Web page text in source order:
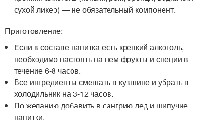
сухой ликер) — не обязательный компонент.
Приготовление:
Если в составе напитка есть крепкий алкоголь,
необходимо настоять на нем фрукты и специи в
течение 6-8 часов.
Все ингредиенты смешать в кувшине и убрать в
холодильник на 3-12 часов.
По желанию добавить в сангрию лед и шипучие
напитки.